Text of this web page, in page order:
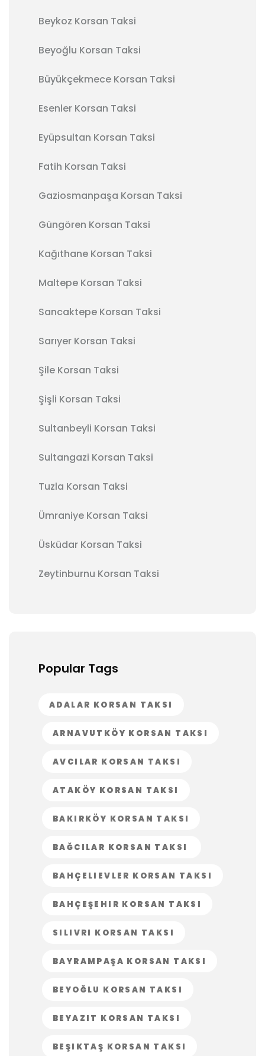
Beykoz Korsan Taksi
Beyoğlu Korsan Taksi
Büyükçekmece Korsan Taksi
Esenler Korsan Taksi
Eyüpsultan Korsan Taksi
Fatih Korsan Taksi
Gaziosmanpaşa Korsan Taksi
Güngören Korsan Taksi
Kağıthane Korsan Taksi
Maltepe Korsan Taksi
Sancaktepe Korsan Taksi
Sarıyer Korsan Taksi
Şile Korsan Taksi
Şişli Korsan Taksi
Sultanbeyli Korsan Taksi
Sultangazi Korsan Taksi
Tuzla Korsan Taksi
Ümraniye Korsan Taksi
Üsküdar Korsan Taksi
Zeytinburnu Korsan Taksi
Popular Tags
ADALAR KORSAN TAKSI
ARNAVUTKÖY KORSAN TAKSI
AVCILAR KORSAN TAKSI
ATAKÖY KORSAN TAKSI
BAKIRKÖY KORSAN TAKSI
BAĞCILAR KORSAN TAKSI
BAHÇELIEVLER KORSAN TAKSI
BAHÇEŞEHIR KORSAN TAKSI
SILIVRI KORSAN TAKSI
BAYRAMPAŞA KORSAN TAKSI
BEYOĞLU KORSAN TAKSI
BEYAZIT KORSAN TAKSI
BEŞIKTAŞ KORSAN TAKSI